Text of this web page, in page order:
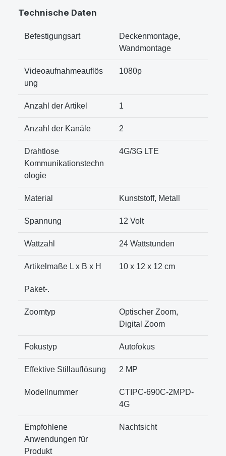
Technische Daten
Befestigungsart
‎Deckenmontage,
Wandmontage
Videoaufnahmeauflös
ung
‎1080p
Anzahl der Artikel ‎1
Anzahl der Kanäle ‎2
Drahtlose
Kommunikationstechn
ologie
‎4G/3G LTE
Material ‎Kunststoff, Metall
Spannung ‎12 Volt
Wattzahl ‎24 Wattstunden
Artikelmaße L x B x H ‎10 x 12 x 12 cm
Paket-.
Zoomtyp
‎Optischer Zoom,
Digital Zoom
Fokustyp ‎Autofokus
Effektive Stillauflösung ‎2 MP
Modellnummer
CTIPC-690C-2MPD-
4G
Empfohlene
Anwendungen für
Produkt
Nachtsicht